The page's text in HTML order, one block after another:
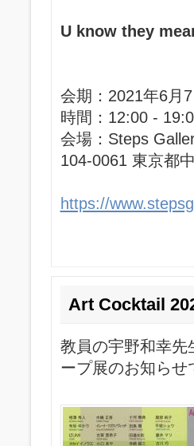
U know they
会期：2021年6月
時間：12:00 -
会場：Steps
104-0061 東京都
https://
Art Cocktail
教員の宇野和幸先
ープ展のお知らせ